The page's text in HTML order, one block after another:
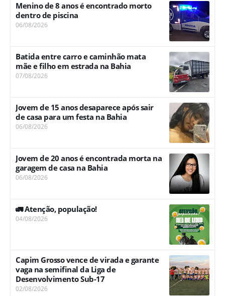
Menino de 8 anos é encontrado morto
dentro de piscina
06/08/2026
Batida entre carro e caminhão mata
mãe e filho em estrada na Bahia
07/08/2026
Jovem de 15 anos desaparece após sair
de casa para um festa na Bahia
06/08/2026
Jovem de 20 anos é encontrada morta na
garagem de casa na Bahia
06/08/2026
🚛 Atenção, população!
04/08/2026
Capim Grosso vence de virada e garante
vaga na semifinal da Liga de
Desenvolvimento Sub-17
02/08/2026